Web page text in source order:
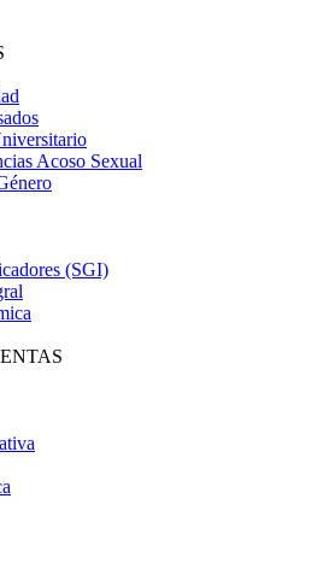
Acoso Sexual
(SGI)